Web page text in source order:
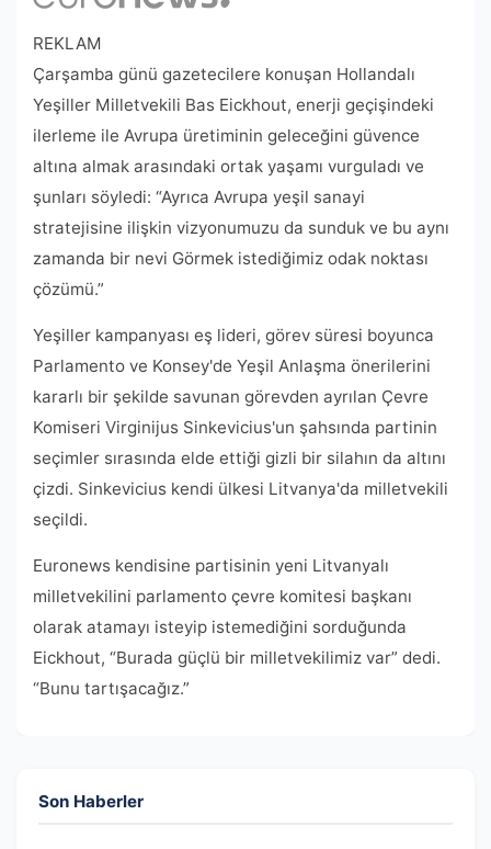
REKLAM
Çarşamba günü gazetecilere konuşan Hollandalı
Yeşiller Milletvekili Bas Eickhout, enerji geçişindeki
ilerleme ile Avrupa üretiminin geleceğini güvence
altına almak arasındaki ortak yaşamı vurguladı ve
şunları söyledi: “Ayrıca Avrupa yeşil sanayi
stratejisine ilişkin vizyonumuzu da sunduk ve bu aynı
zamanda bir nevi Görmek istediğimiz odak noktası
çözümü.”
Yeşiller kampanyası eş lideri, görev süresi boyunca
Parlamento ve Konsey'de Yeşil Anlaşma önerilerini
kararlı bir şekilde savunan görevden ayrılan Çevre
Komiseri Virginijus Sinkevicius'un şahsında partinin
seçimler sırasında elde ettiği gizli bir silahın da altını
çizdi. Sinkevicius kendi ülkesi Litvanya'da milletvekili
seçildi.
Euronews kendisine partisinin yeni Litvanyalı
milletvekilini parlamento çevre komitesi başkanı
olarak atamayı isteyip istemediğini sorduğunda
Eickhout, “Burada güçlü bir milletvekilimiz var” dedi.
“Bunu tartışacağız.”
Son Haberler